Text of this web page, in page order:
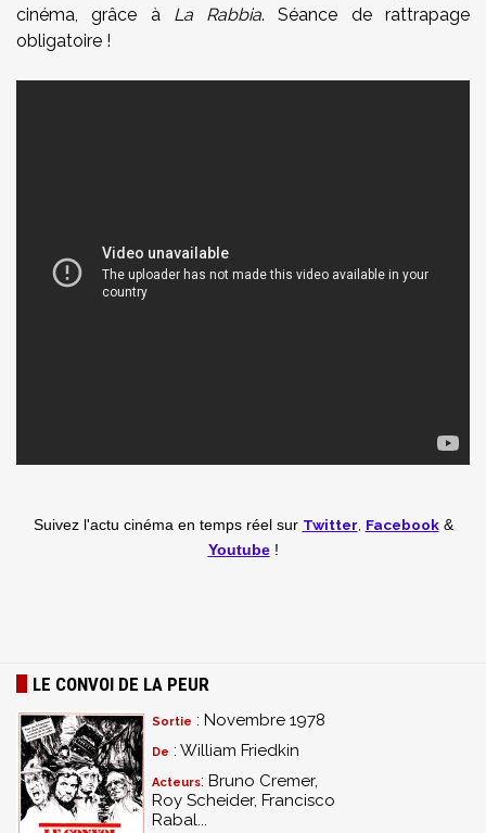
cinéma, grâce à La Rabbia. Séance de rattrapage
obligatoire !
Suivez l'actu cinéma en temps réel sur Twitter Facebook&
Youtube!
LE CONVOI DE LA PEUR
Sortie : Novembre 1978
De : William Friedkin
Acteurs: Bruno Cremer,
Roy Scheider, Francisco
Rabal...